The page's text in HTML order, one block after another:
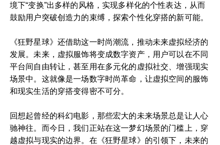
境下“变换”出多样的风格，实现多样化的个性表达，从而
鼓励用户突破创造力的束缚，探索个性化穿搭的新可能。
《狂野星球》还借助这一时尚潮流，推动未来虚拟经济的
发展。未来，虚拟服饰将变成数字资产，用户可以在不同
平台间自由转让，甚至用在多元化的虚拟社交、增强现实
场景中。这就像是一场数字时尚革命，让虚拟空间的服饰
和现实生活的穿搭变得密不可分。
回想起曾经的科幻电影，那些宏大的未来场景总是让人心
驰神往。而今日，我们正站在这一梦幻场景的门槛上，穿
越虚拟与现实的边界。在《狂野星球》的引领下，未来的